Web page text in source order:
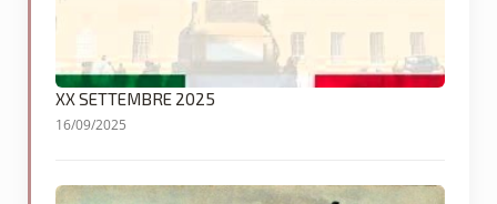
XX SETTEMBRE 2025
16/09/2025